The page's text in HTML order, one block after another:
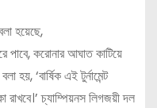
হয়েছে,
পাবে, করোনার আঘাত কাটিয়ে
‘বার্ষিক এই টুর্নামেন্ট
চ্যাম্পিয়নস লিগজয়ী দল